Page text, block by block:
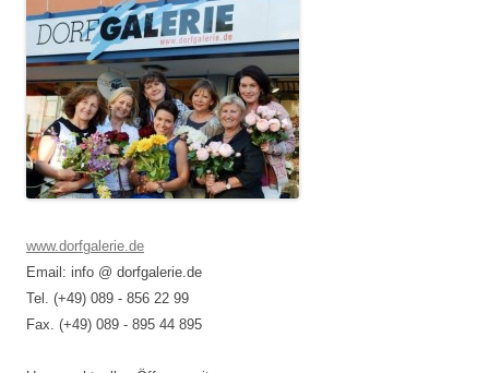
www.dorfgalerie.de
Email: info @ dorfgalerie.de
Tel. (+49) 089 - 856 22 99
Fax. (+49) 089 - 895 44 895